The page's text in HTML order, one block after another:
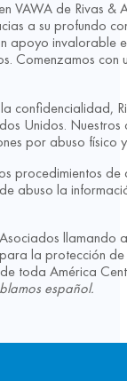
VAWA de Rivas
a su profundo
invalorable
Comenzamos con
confidencialidad,
Unidos.
por abuso
procedimientos
abuso la
Asociados llamando
la protección
toda América
español.